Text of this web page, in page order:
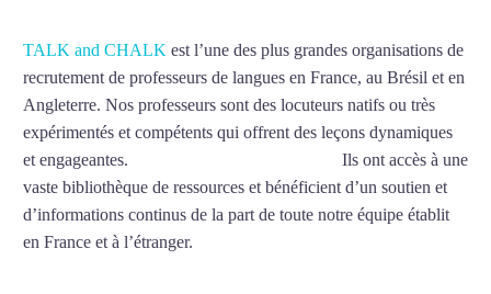
TALK and CHALK est l’une des plus grandes organisations de
recrutement de professeurs de langues en France, au Brésil et en
Angleterre. Nos professeurs sont des locuteurs natifs ou très
expérimentés et compétents qui offrent des leçons dynamiques
et engageantes.
Ils ont accès à une
vaste bibliothèque de ressources et bénéficient d’un soutien et
d’informations continus de la part de toute notre équipe établit
en France et à l’étranger.